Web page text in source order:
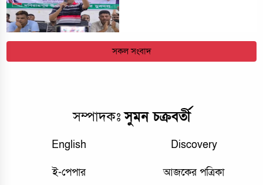
সকল সংবাদ
সম্পাদকঃসুমন চক্রবর্তী
English Discovery
ই-পেপার আজকের পত্রিকা